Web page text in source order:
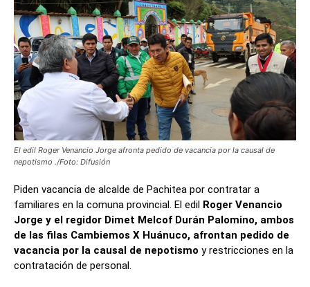
El edil Roger Venancio Jorge afronta pedido de vacancia por la causal de
nepotismo ./Foto: Difusión
Piden vacancia de alcalde de Pachitea por contratar a
familiares en la comuna provincial. El edil Roger Venancio
Jorge y el regidor Dimet Melcof Durán Palomino, ambos
de las filas Cambiemos X Huánuco, afrontan pedido de
vacancia por la causal de nepotismo y restricciones en la
contratación de personal.